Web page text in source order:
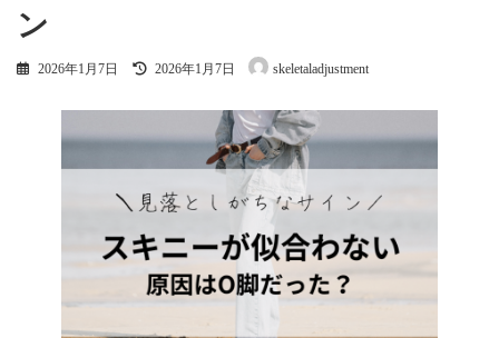
ン
2026年1月7日
最
日
2026年1月7日 skeletaladjustment